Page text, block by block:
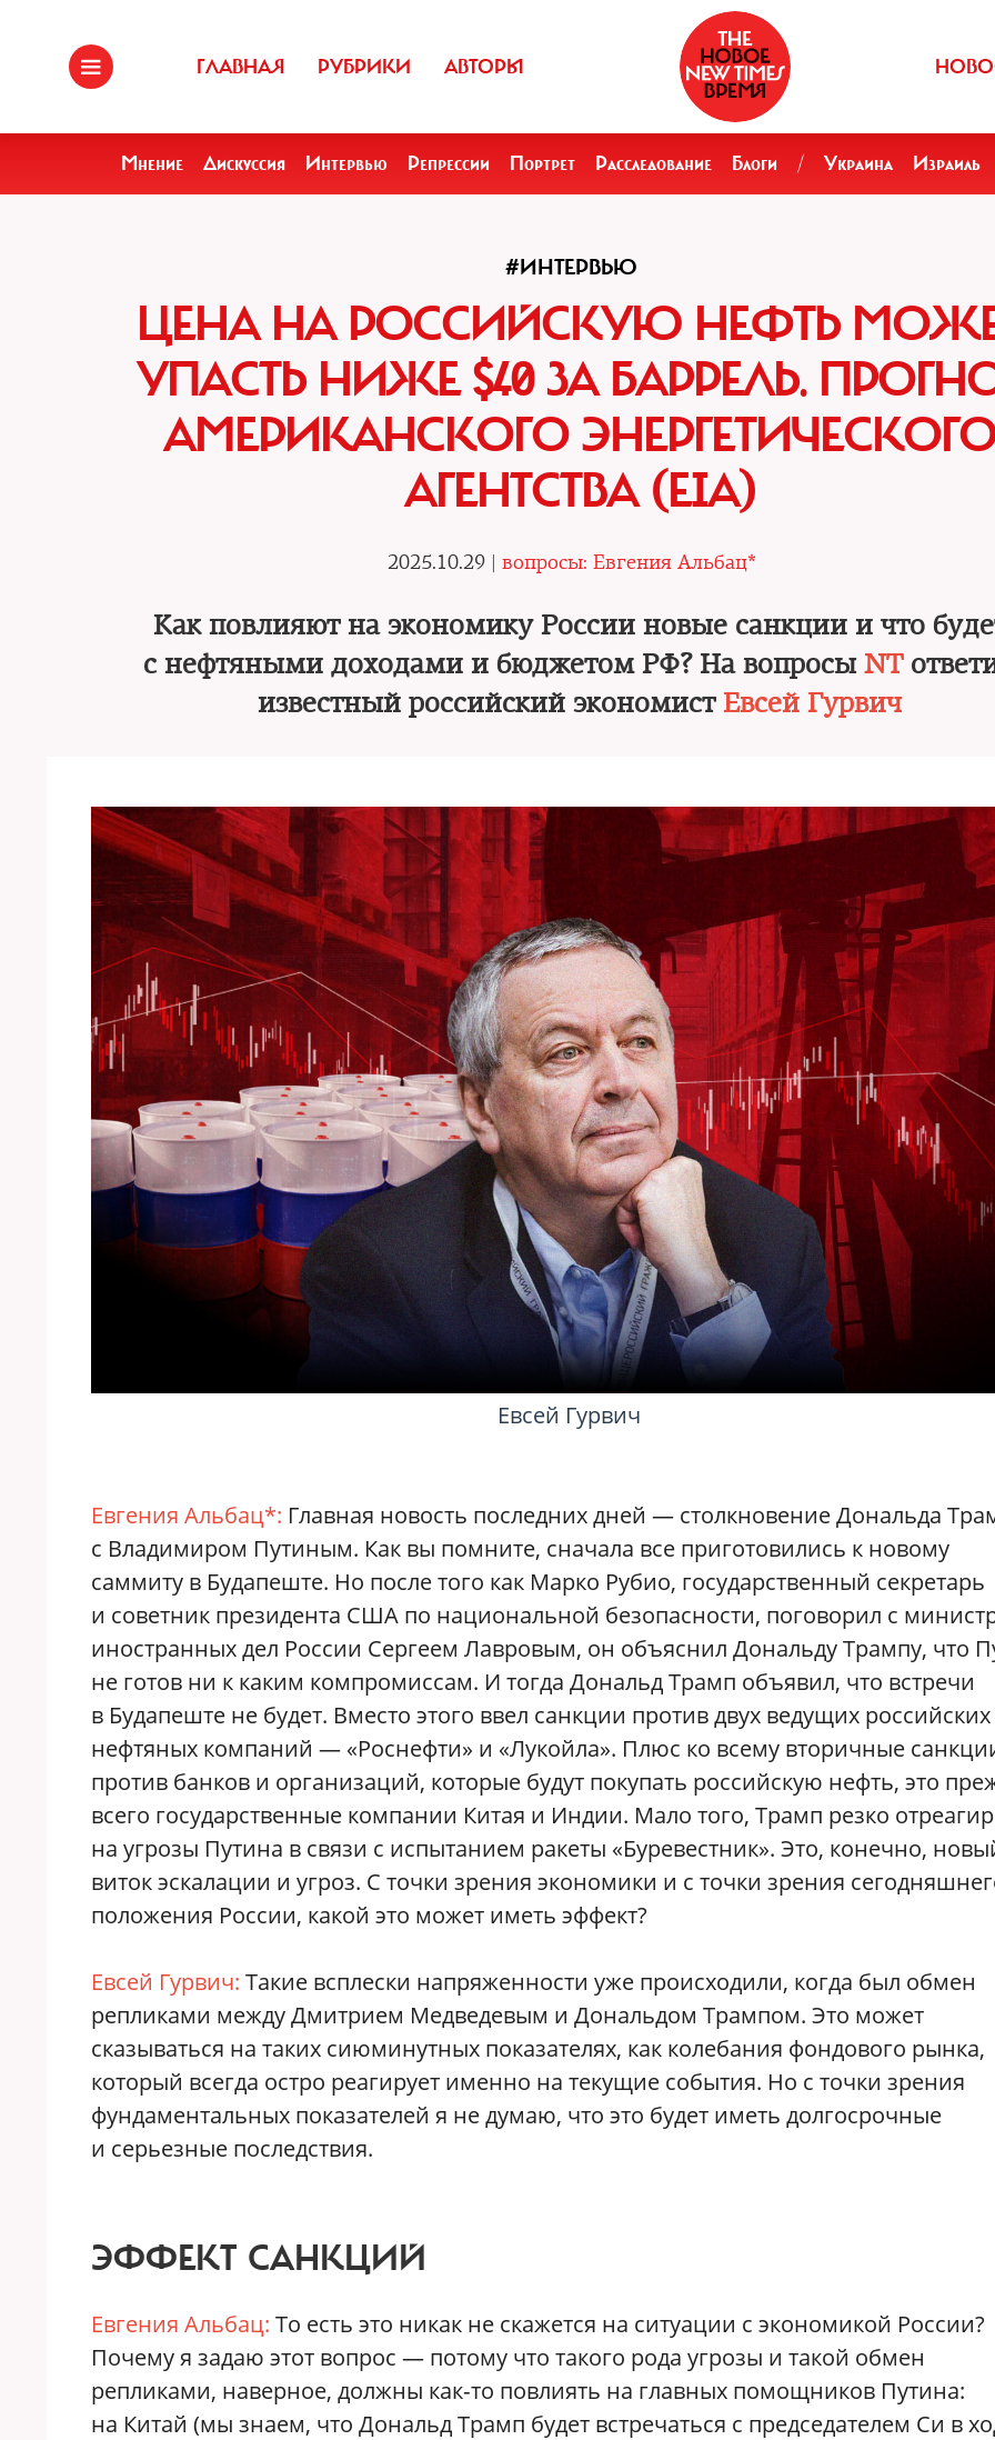
ГЛАВНАЯ РУБРИКИ АВТОРЫ
Мнение Дискуссия Интервью Репрессии Портрет Расследование Блоги / Украина Израиль
#ИНТЕРВЬЮ
ЦЕНА НА РОССИЙСКУЮ НЕФТЬ
УПАСТЬ НИЖЕ $40 ЗА БАРРЕЛЬ.
АМЕРИКАНСКОГО ЭНЕРГЕТИЧЕСКОГО
АГЕНТСТВА (EIA)
2025.10.29 | вопросы: Евгения Альбац*
Как повлияют на экономику России новые санкции и что
с нефтяными доходами и бюджетом РФ? На вопросы NT
известный российский экономист Евсей Гурвич
Евсей Гурвич
Евгения Альбац*: Главная новость последних дней — столкновение Дональда
с Владимиром Путиным. Как вы помните, сначала все приготовились к новому
саммиту в Будапеште. Но после того как Марко Рубио, государственный секретарь
и советник президента США по национальной безопасности, поговорил с
иностранных дел России Сергеем Лавровым, он объяснил Дональду Трампу, что
не готов ни к каким компромиссам. И тогда Дональд Трамп объявил, что встречи
в Будапеште не будет. Вместо этого ввел санкции против двух ведущих российских
нефтяных компаний — «Роснефти» и «Лукойла». Плюс ко всему вторичные
против банков и организаций, которые будут покупать российскую нефть, это
всего государственные компании Китая и Индии. Мало того, Трамп резко
на угрозы Путина в связи с испытанием ракеты «Буревестник». Это, конечно,
виток эскалации и угроз. С точки зрения экономики и с точки зрения
положения России, какой это может иметь эффект?
Евсей Гурвич: Такие всплески напряженности уже происходили, когда был обмен
репликами между Дмитрием Медведевым и Дональдом Трампом. Это может
сказываться на таких сиюминутных показателях, как колебания фондового рынка,
который всегда остро реагирует именно на текущие события. Но с точки зрения
фундаментальных показателей я не думаю, что это будет иметь долгосрочные
и серьезные последствия.
ЭФФЕКТ САНКЦИЙ
Евгения Альбац: То есть это никак не скажется на ситуации с экономикой России?
Почему я задаю этот вопрос — потому что такого рода угрозы и такой обмен
репликами, наверное, должны как‑то повлиять на главных помощников Путина:
на Китай (мы знаем, что Дональд Трамп будет встречаться с председателем Си в